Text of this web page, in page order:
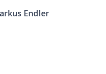
Rio) Endler